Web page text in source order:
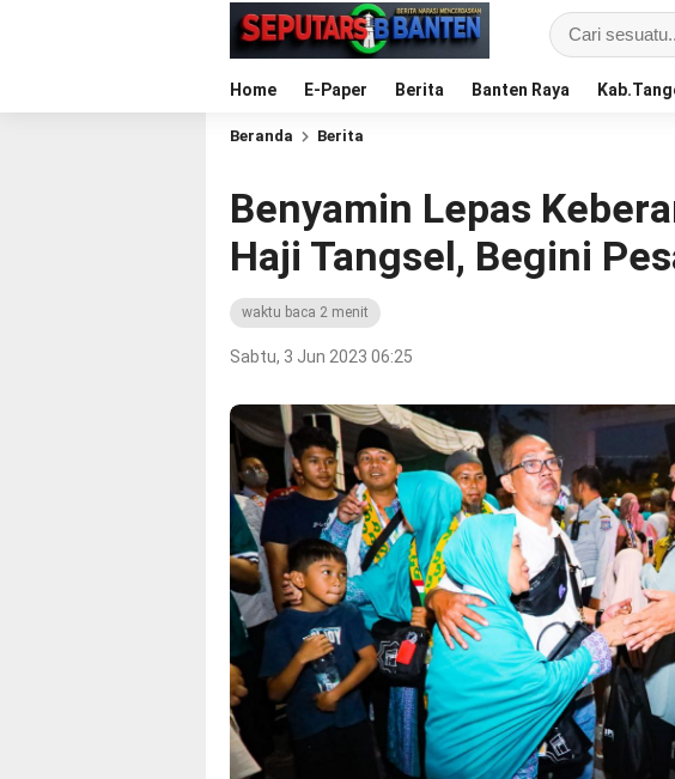
Home E-Paper Berita Banten Raya
Beranda Berita
Benyamin Lepas
Haji Tangsel, Begini
waktu baca 2 menit
Sabtu, 3 Jun 2023 06:25